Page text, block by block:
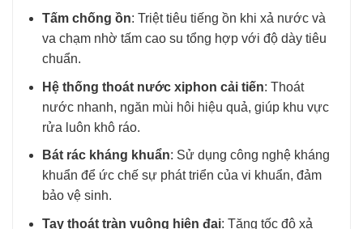
Tấm chống ồn: Triệt tiêu tiếng ồn khi xả nước và
va chạm nhờ tấm cao su tổng hợp với độ dày tiêu
chuẩn.
Hệ thống thoát nước xiphon cải tiến: Thoát
nước nhanh, ngăn mùi hôi hiệu quả, giúp khu vực
rửa luôn khô ráo.
Bát rác kháng khuẩn: Sử dụng công nghệ kháng
khuẩn để ức chế sự phát triển của vi khuẩn, đảm
bảo vệ sinh.
Tay thoát tràn vuông hiện đại: Tăng tốc độ xả